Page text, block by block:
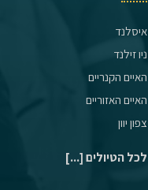
איסלנד
ניו זילנד
האיים הקנריים
האיים האזוריים
צפון יוון
לכל הטיולים [...]